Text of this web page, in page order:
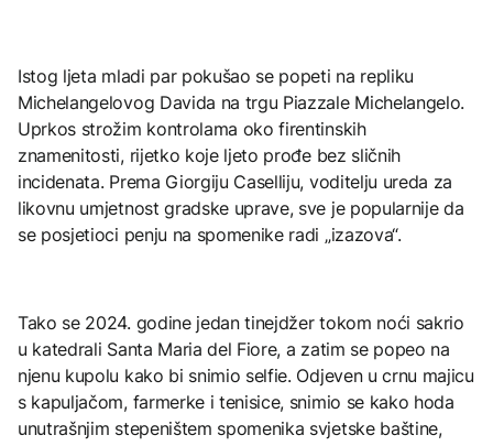
Istog ljeta mladi par pokušao se popeti na repliku
Michelangelovog Davida na trgu Piazzale Michelangelo.
Uprkos strožim kontrolama oko firentinskih
znamenitosti, rijetko koje ljeto prođe bez sličnih
incidenata. Prema Giorgiju Caselliju, voditelju ureda za
likovnu umjetnost gradske uprave, sve je popularnije da
se posjetioci penju na spomenike radi „izazova“.
Tako se 2024. godine jedan tinejdžer tokom noći sakrio
u katedrali Santa Maria del Fiore, a zatim se popeo na
njenu kupolu kako bi snimio selfie. Odjeven u crnu majicu
s kapuljačom, farmerke i tenisice, snimio se kako hoda
unutrašnjim stepeništem spomenika svjetske baštine,